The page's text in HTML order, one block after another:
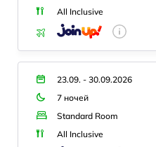
All Inclusive
23.09. - 30.09.2026
7 ночей
Standard Room
All Inclusive